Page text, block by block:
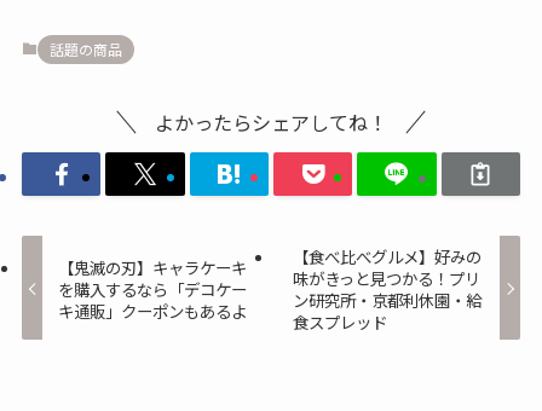
話題の商品
よかったらシェアしてね！
【鬼滅の刃】キャラケーキ
を購入するなら「デコケー
キ通販」クーポンもあるよ
【食べ比べグルメ】好みの
味がきっと見つかる！プリ
ン研究所・京都利休園・給
食スプレッド